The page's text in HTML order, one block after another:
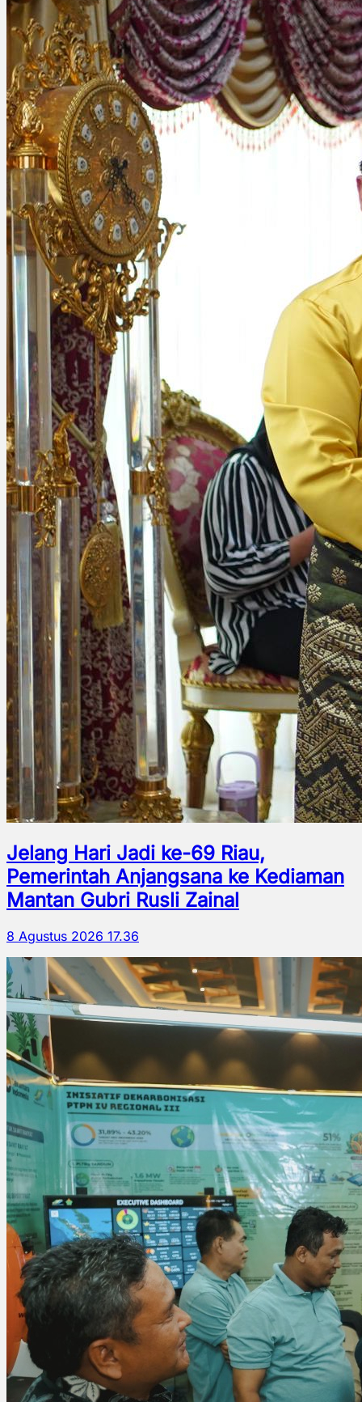
Jelang Hari Jadi ke-69 Riau,
Pemerintah Anjangsana ke Kediaman
Mantan Gubri Rusli Zainal
8 Agustus 2026 17.36